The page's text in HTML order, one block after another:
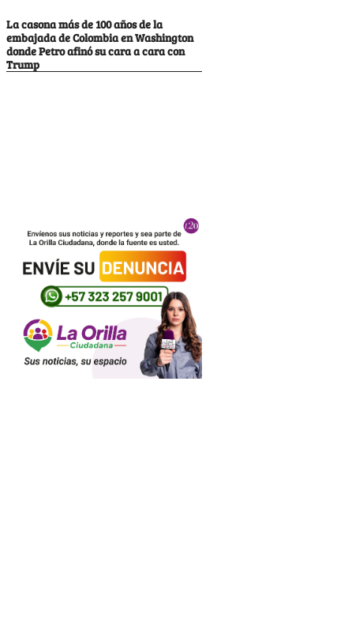
La casona más de 100 años de la
embajada de Colombia en Washington
donde Petro afinó su cara a cara con
Trump